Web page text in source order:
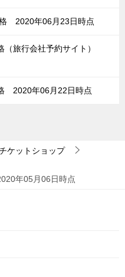
2020年06月23日時点
（旅行会社予約サイト）
2020年06月22日時点
ケットショップ
年05月06日時点